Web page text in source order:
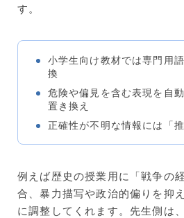
す。
小学生向け教材では専門用
換
危険や偏見を含む表現を自
置き換え
正確性が不明な情報には「
例えば歴史の授業用に「戦争の
合、暴力描写や政治的偏りを抑
に調整してくれます。先生側は